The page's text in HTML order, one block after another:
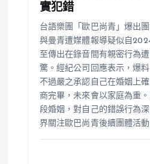
實犯錯
台語樂團「歐巴尚青」爆出
與曼青遭媒體報導疑似自
至傳出在錄音間有親密行為
驚。經紀公司回應表示，爆
不過嚴之承認自己在婚姻上
商完畢，未來會以家庭為重
段婚姻，對自己的錯誤行為
界關注歐巴尚青後續團體活